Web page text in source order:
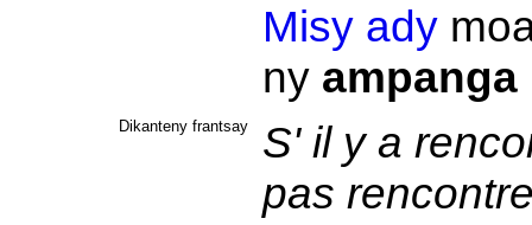
Misy ady
ny ampanga
Dikanteny frantsay
S' il y a
pas